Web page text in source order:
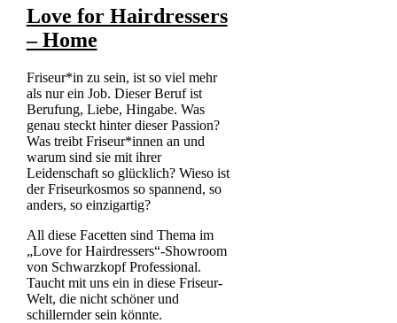
Love for Hairdressers
– Home
Friseur*in zu sein, ist so viel mehr
als nur ein Job. Dieser Beruf ist
Berufung, Liebe, Hingabe. Was
genau steckt hinter dieser Passion?
Was treibt Friseur*innen an und
warum sind sie mit ihrer
Leidenschaft so glücklich? Wieso ist
der Friseurkosmos so spannend, so
anders, so einzigartig?
All diese Facetten sind Thema im
„Love for Hairdressers“-Showroom
von Schwarzkopf Professional.
Taucht mit uns ein in diese Friseur-
Welt, die nicht schöner und
schillernder sein könnte.